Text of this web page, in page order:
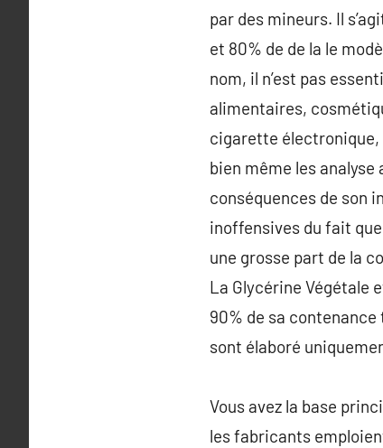
par des mineurs. Il
et 80% de de la le
nom, il n’est pas
alimentaires,
cigarette électronique,
bien même les
conséquences de son
inoffensives du fait
une grosse part de la
La Glycérine Végétale
90% de sa
sont élaboré
Vous avez la base
les fabricants